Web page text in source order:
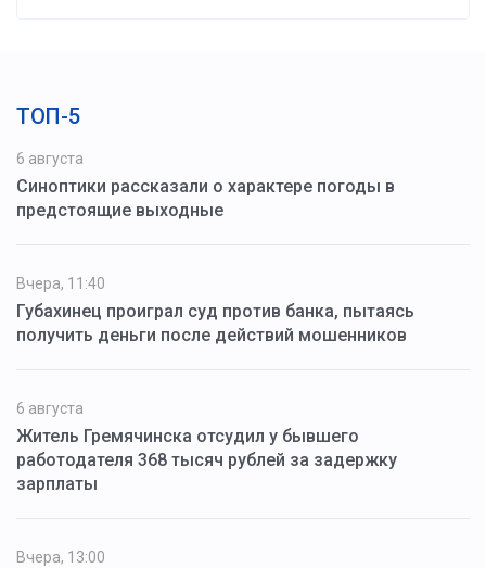
ТОП-5
6 августа
Синоптики рассказали о характере погоды в
предстоящие выходные
Вчера, 11:40
Губахинец проиграл суд против банка, пытаясь
получить деньги после действий мошенников
6 августа
Житель Гремячинска отсудил у бывшего
работодателя 368 тысяч рублей за задержку
зарплаты
Вчера, 13:00